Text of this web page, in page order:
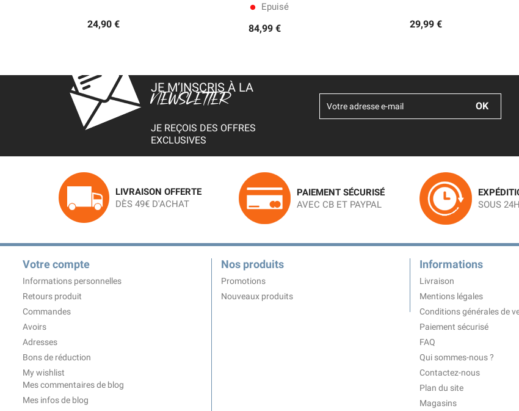
24,90 €
lens Epuisé
84,99 € 29,99 €
JE M’INSCRIS À LA
NEWSLETTER
JE REÇOIS DES OFFRES
EXCLUSIVES
LIVRAISON OFFERTE
DÈS 49€ D'ACHAT
PAIEMENT SÉCURISÉ
AVEC CB ET PAYPAL
SOUS 24H
Votre compte
Informations personnelles
Retours produit
Commandes
Avoirs
Adresses
Bons de réduction
My wishlist
Mes commentaires de blog
Mes infos de blog
Nos produits
Promotions
Nouveaux produits
Informations
Livraison
Mentions légales
Conditions générales de
Paiement sécurisé
FAQ
Qui sommes-nous ?
Contactez-nous
Plan du site
Magasins